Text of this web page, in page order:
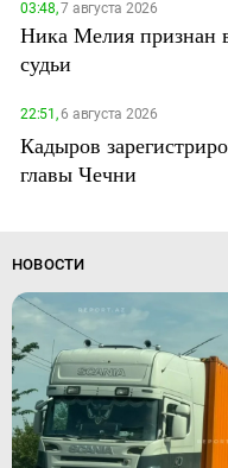
03:48,7 августа 2026
Ника Мелия признан
судьи
22:51,6 августа 2026
Кадыров
главы Чечни
НОВОСТИ